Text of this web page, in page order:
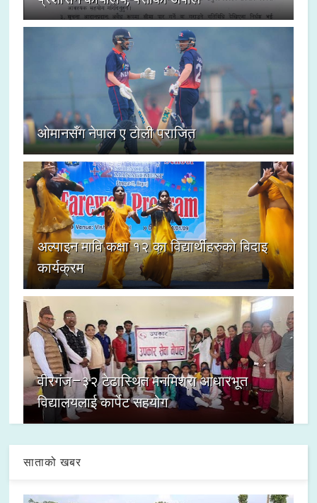
ओमानसँग नेपाल ए टोली पराजित
अल्पाइन मावि कक्षा १२ का विद्यार्थीहरुको बिदाइ
कार्यक्रम
वीरगंज–३२ टेढास्थित मनमिश्रा आधारभूत
विद्यालयलाई कार्पेट सहयोग
साताको खबर